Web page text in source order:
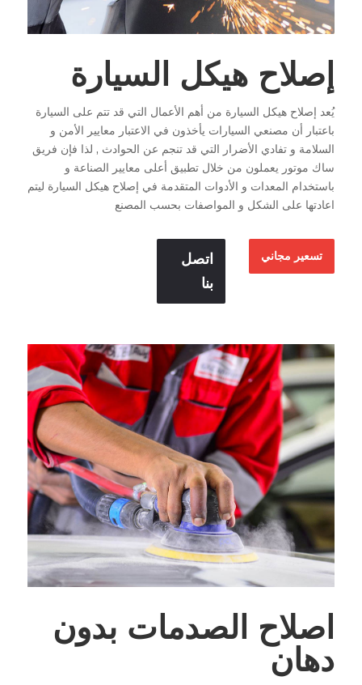
إصلاح هيكل السيارة
يُعد إصلاح هيكل السيارة من أهم الأعمال التي قد تتم على السيارة
باعتبار أن مصنعي السيارات يأخذون في الاعتبار معايير الأمن و
السلامة و تفادي الأضرار التي قد تنجم عن الحوادث , لذا فإن فريق
ساك موتور يعملون من خلال تطبيق أعلى معايير الصناعة و
باستخدام المعدات و الأدوات المتقدمة في إصلاح هيكل السيارة ليتم
اعادتها على الشكل و المواصفات بحسب المصنع
تسعير مجاني
اتصل
بنا
اصلاح الصدمات بدون
دهان